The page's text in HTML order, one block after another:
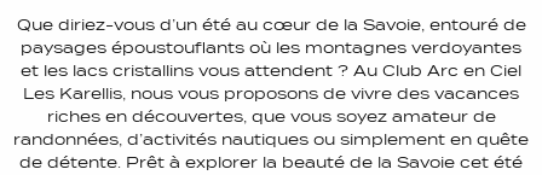
Que diriez-vous d’un été au cœur de la Savoie, entouré de
paysages époustouflants où les montagnes verdoyantes
et les lacs cristallins vous attendent ? Au Club Arc en Ciel
Les Karellis, nous vous proposons de vivre des vacances
riches en découvertes, que vous soyez amateur de
randonnées, d’activités nautiques ou simplement en quête
de détente. Prêt à explorer la beauté de la Savoie cet été